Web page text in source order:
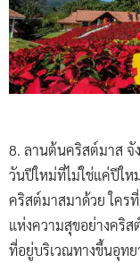
8. ลานต้นคริสต์มาส จั
วันปีใหม่ที่ไม่ใช่แค่ปีให
คริสต์มาสมาด้วย ใคร
แห่งความสุขอย่างคริ
ที่อยู่บริเวณทางขึ้นอุทย